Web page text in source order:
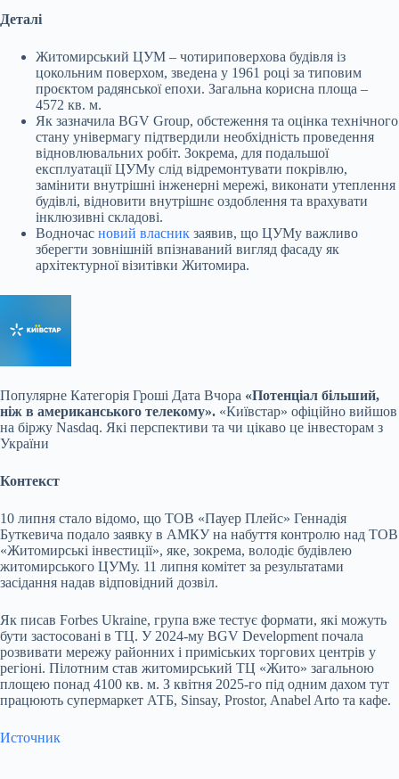
Деталі
Житомирський ЦУМ – чотириповерхова будівля із
цокольним поверхом, зведена у 1961 році за типовим
проєктом радянської епохи. Загальна корисна площа –
4572 кв. м.
Як зазначила BGV Group, обстеження та оцінка технічного
стану універмагу підтвердили необхідність проведення
відновлювальних робіт. Зокрема, для подальшої
експлуатації ЦУМу слід відремонтувати покрівлю,
замінити внутрішні інженерні мережі, виконати утеплення
будівлі, відновити внутрішнє оздоблення та врахувати
інклюзивні складові.
Водночас новий власник заявив, що ЦУМу важливо
зберегти зовнішній впізнаваний вигляд фасаду як
архітектурної візитівки Житомира.
Популярне Категорія Гроші Дата Вчора «Потенціал більший,
ніж в американського телекому». «Київстар» офіційно вийшов
на біржу Nasdaq. Які перспективи та чи цікаво це інвесторам з
України
Контекст
10 липня стало відомо, що ТОВ «Пауер Плейс» Геннадія
Буткевича подало заявку в АМКУ на набуття контролю над ТОВ
«Житомирські інвестиції», яке, зокрема, володіє будівлею
житомирського ЦУМу. 11 липня комітет за результатами
засідання надав відповідний дозвіл.
Як писав Forbes Ukraine, група вже тестує формати, які можуть
бути застосовані в ТЦ. У 2024-му BGV Development почала
розвивати мережу районних і приміських торгових центрів у
регіоні. Пілотним став житомирський ТЦ «Жито» загальною
площею понад 4100 кв. м. З квітня 2025-го під одним дахом тут
працюють супермаркет АТБ, Sinsay, Prostor, Anabel Arto та кафе.
Источник